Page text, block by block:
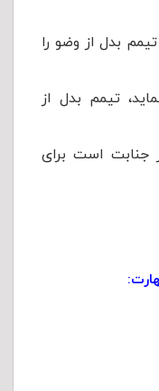
بدل از وضو را
تيمم بدل از
جنابت است برای